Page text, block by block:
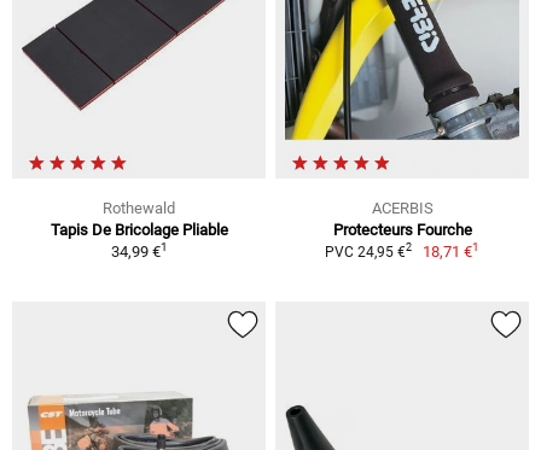
Rothewald
Tapis De Bricolage Pliable
34,99 €1
ACERBIS
Protecteurs Fourche
PVC 24,95 €2 18,71 €1